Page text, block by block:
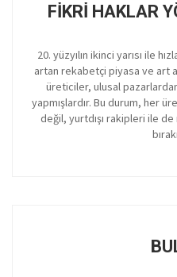
FIKRI HAKLAR
20. yüzyılın ikinci yarısı ile
artan rekabetçi piyasa ve art
üreticiler, ulusal
yapmışlardır. Bu durum, her
değil, yurtdışı rakipleri ile